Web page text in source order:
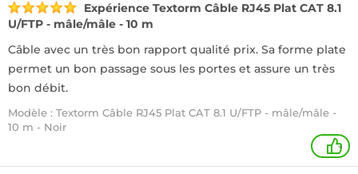
Expérience Textorm Câble RJ45 Plat CAT 8.1
U/FTP - mâle/mâle - 10 m
Câble avec un très bon rapport qualité prix. Sa forme plate
permet un bon passage sous les portes et assure un très
bon débit.
Modèle : Textorm Câble RJ45 Plat CAT 8.1 U/FTP - mâle/mâle -
10 m - Noir
+